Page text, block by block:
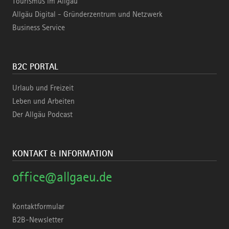
Allgäu Digital - Gründerzentrum und Netzwerk
Business Service
B2C PORTAL
Urlaub und Freizeit
Leben und Arbeiten
Der Allgäu Podcast
KONTAKT & INFORMATION
office@allgaeu.de
Kontaktformular
B2B-Newsletter